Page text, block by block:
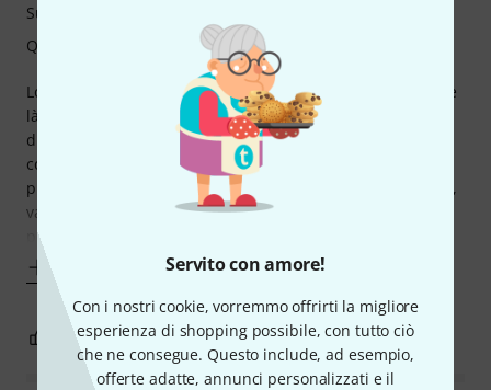
Servito con amore!
Con i nostri cookie, vorremmo offrirti la migliore
esperienza di shopping possibile, con tutto ciò
che ne consegue. Questo include, ad esempio,
offerte adatte, annunci personalizzati e il
Lo strumento si presenta molto bene, ottimo l’imballaggio e
là consegna prima del previsto, tutto fantastico, però a
dispetto di un suono forte e presente sono comunque
costretto a portare la chitarra da un liutaio per risolvere i
problemi dei tasti, durante l’arpeggio tocca troppo nei tasti,
vanno sicuramente livellati e controllati, non credevo fosse
possibile visto
Suono
Qualità
0 SEGNALA UN ABUSO